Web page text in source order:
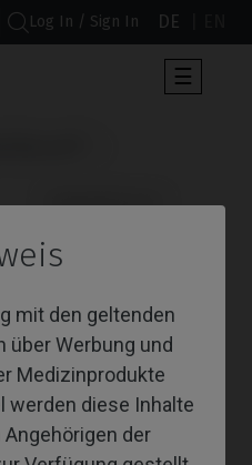
mit den geltenden
Werbung und
Medizinprodukte
werden diese Inhalte
der
Log In / Sign In DE
der
☰
Gingivaformer